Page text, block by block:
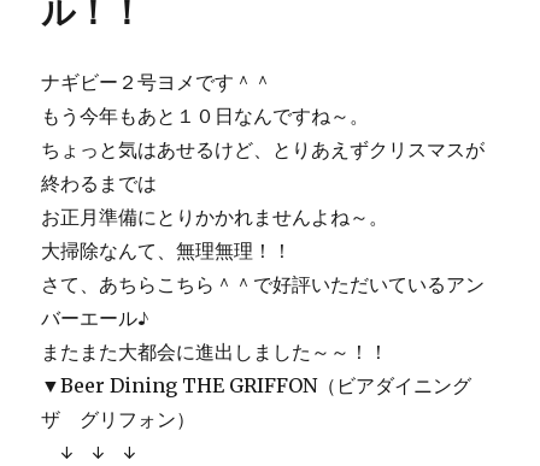
ル！！
ナギビー２号ヨメです＾＾
もう今年もあと１０日なんですね～。
ちょっと気はあせるけど、とりあえずクリスマスが
終わるまでは
お正月準備にとりかかれませんよね～。
大掃除なんて、無理無理！！
さて、あちらこちら＾＾で好評いただいているアン
バーエール♪
またまた大都会に進出しました～～！！
▼Beer Dining THE GRIFFON（ビアダイニング
ザ グリフォン）
↓ ↓ ↓